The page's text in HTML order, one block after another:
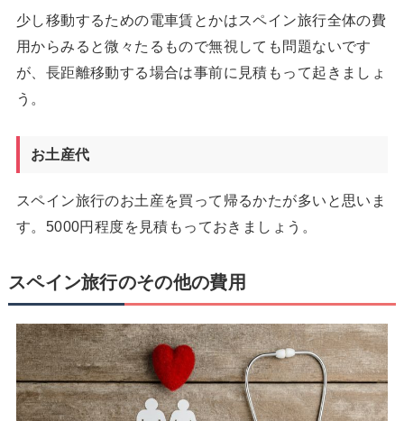
少し移動するための電車賃とかはスペイン旅行全体の費
用からみると微々たるもので無視しても問題ないです
が、長距離移動する場合は事前に見積もって起きましょ
う。
お土産代
スペイン旅行のお土産を買って帰るかたが多いと思いま
す。5000円程度を見積もっておきましょう。
スペイン旅行のその他の費用